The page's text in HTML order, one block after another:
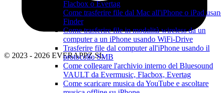
Flacbox o Evertag
Come trasferire file dal Mac all'iPhone o iPad
Finder
Come trasferire file in modalità wireless da un
computer a un iPhone usando WiFi-Drive
Trasferire file dal computer all'iPhone usando il
protocollo SMB
Come collegare l'archivio interno del Bluesound
VAULT da Evermusic, Flacbox, Evertag
Come scaricare musica da YouTube e ascoltare
© 2023 - 2026 EVERAPPZ SL